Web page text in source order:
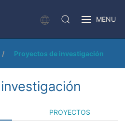
MENU
Proyectos de investigación
PROYECTOS